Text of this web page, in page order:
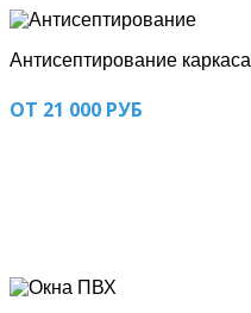
Антисептирование каркаса
ОТ 21 000 РУБ